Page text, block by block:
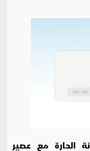
الحارة مع عصير